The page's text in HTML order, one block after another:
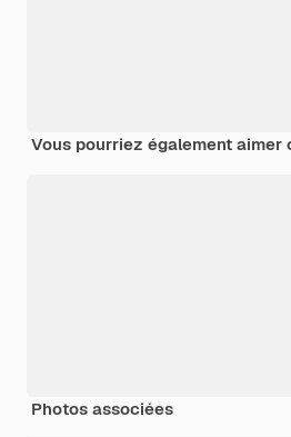
Vous pourriez également aimer
Photos associées